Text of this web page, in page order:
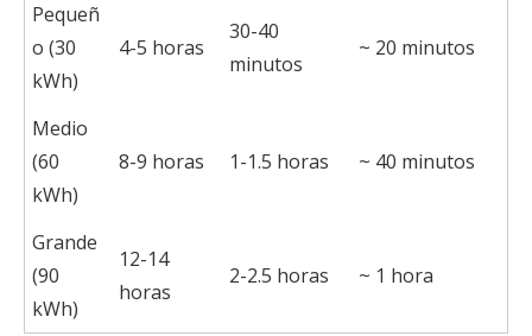
Pequeñ
o (30
kWh)
4-5 horas
30-40
minutos
~ 20 minutos
Medio
(60
kWh)
8-9 horas 1-1.5 horas ~ 40 minutos
Grande
(90
kWh)
12-14
horas
2-2.5 horas ~ 1 hora